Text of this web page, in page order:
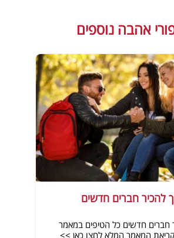
אהבה נוספים
להכיר חברים חדשים
חברים חדשים כל הטיפים במאמר
המאמר המלא לחצו כאן >>